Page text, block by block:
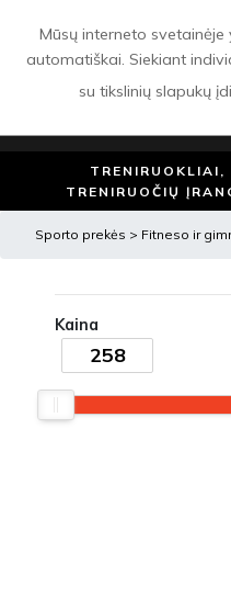
TRENIRUOKLIAI,
TRENIRUOČIŲ
Sporto prekės > Fitneso ir
Kaina
Mūsų interneto
automatiškai. Siekiant
su tikslinių slapukų